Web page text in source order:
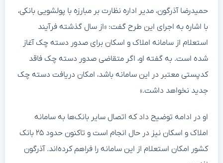
حمیدرضا آذرگون، مدیر اداره نظارت بر مبارزه با پولشویی بانکی،
با اشاره به اجرای این طرح گفت: «از سال گذشته فرآیند
استعلام از سامانه املاک و اسکان برای صدور دسته چک آغاز
شده است. به گفته او، اگر متقاضی صدور دسته چک فاقد
کدپستی معتبر در این سامانه باشد، امکان دریافت دسته چک
جدید نخواهد داشت.»
او در ادامه توضیح داد که اتصال سایر بانک‌ها به سامانه
املاک و اسکان نیز در حال انجام است و تاکنون حدود ۲۵ بانک
کشور امکان استعلام از این سامانه را فراهم کرده‌اند. آذرگون